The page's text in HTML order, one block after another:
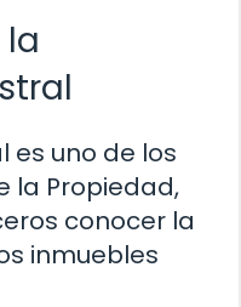
es uno de los
la Propiedad,
conocer la
inmuebles